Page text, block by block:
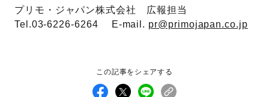
プリモ・ジャパン株式会社 広報担当
Tel.03-6226-6264 E-mail. pr@primojapan.co.jp
この記事をシェアする